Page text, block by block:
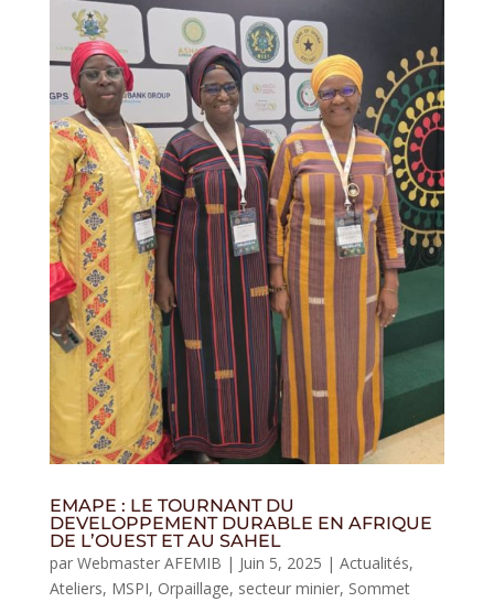
EMAPE : LE TOURNANT DU
DEVELOPPEMENT DURABLE EN AFRIQUE
DE L’OUEST ET AU SAHEL
par Webmaster AFEMIB | Juin 5, 2025 | Actualités,
Ateliers, MSPI, Orpaillage, secteur minier, Sommet